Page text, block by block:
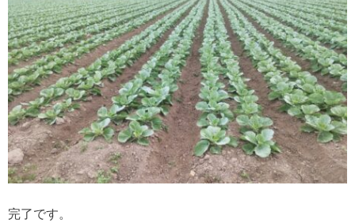
完了です。